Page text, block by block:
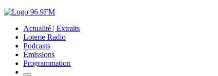
Actualité | Extraits
Loterie Radio
Podcasts
Émissions
Programmation